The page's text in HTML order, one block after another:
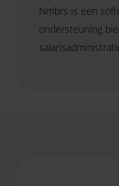
Nmbrs is een
ondersteuning